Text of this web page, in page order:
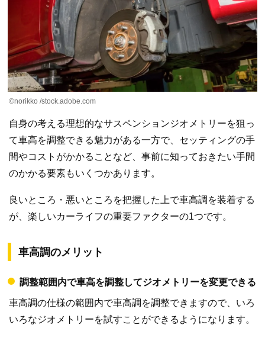
©norikko /stock.adobe.com
自身の考える理想的なサスペンションジオメトリーを狙っ
て車高を調整できる魅力がある一方で、セッティングの手
間やコストがかかることなど、事前に知っておきたい手間
のかかる要素もいくつかあります。
良いところ・悪いところを把握した上で車高調を装着する
が、楽しいカーライフの重要ファクターの1つです。
車高調のメリット
調整範囲内で車高を調整してジオメトリーを変更できる
車高調の仕様の範囲内で車高調を調整できますので、いろ
いろなジオメトリーを試すことができるようになります。